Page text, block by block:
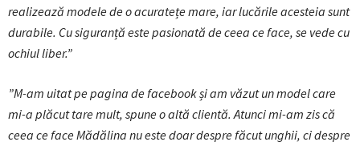
realizează modele de o acuratețe mare, iar lucările acesteia sunt
durabile. Cu siguranță este pasionată de ceea ce face, se vede cu
ochiul liber.”
”M-am uitat pe pagina de facebook și am văzut un model care
mi-a plăcut tare mult, spune o altă clientă. Atunci mi-am zis că
ceea ce face Mădălina nu este doar despre făcut unghii, ci despre